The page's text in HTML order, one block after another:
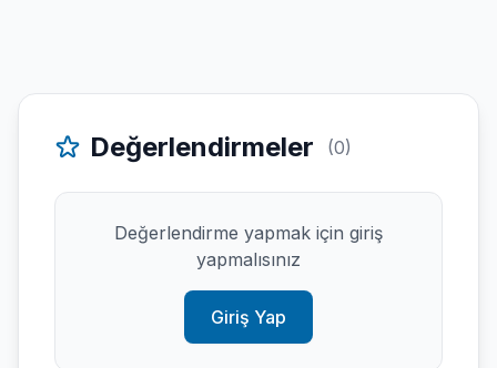
Değerlendirmeler (0)
Değerlendirme yapmak için giriş
yapmalısınız
Giriş Yap